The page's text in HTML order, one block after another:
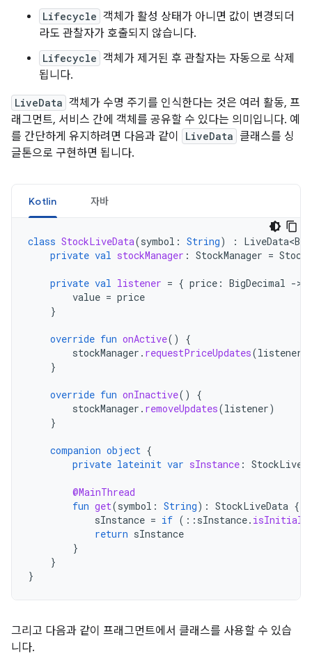
Lifecycle 객체가 활성 상태가 아니면 값이 변경되더
라도 관찰자가 호출되지 않습니다.
Lifecycle 객체가 제거된 후 관찰자는 자동으로 삭제
됩니다.
LiveData 객체가 수명 주기를 인식한다는 것은 여러 활동, 프
래그먼트, 서비스 간에 객체를 공유할 수 있다는 의미입니다. 예
를 간단하게 유지하려면 다음과 같이
LiveData 클래스를 싱
글톤으로 구현하면 됩니다.
Kotlin 자바
class StockLiveData(symbol : String) :
private val stockManager : StockManager =
private val listener = { price : BigDecimal -
value = price
}
override fun onActive()
{
stockManager . requestPriceUpdates(listener
}
override fun onInactive()
{
stockManager . removeUpdates(listener)
}
companion object {
private lateinit var sInstance :
@MainThread
fun get(symbol : String): StockLiveData {
sInstance = if ( :: sInstance.
return sInstance
}
}
}
그리고 다음과 같이 프래그먼트에서 클래스를 사용할 수 있습
니다.